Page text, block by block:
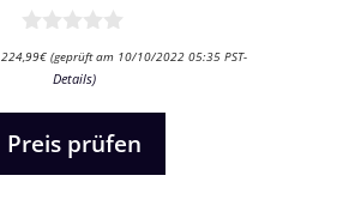
v
224,99€ (geprüft am 10/10/2022 05:35 PST-
Details)
Preis prüfen